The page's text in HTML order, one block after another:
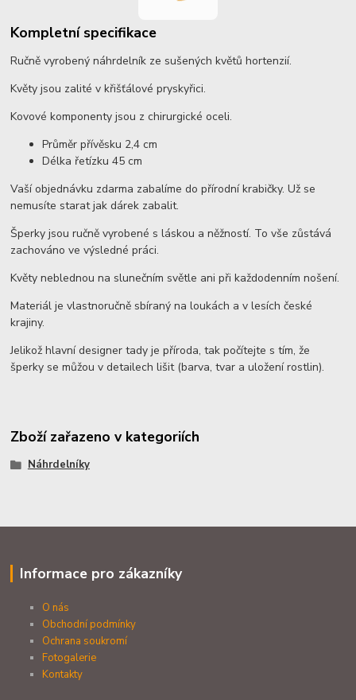
Kompletní specifikace
Ručně vyrobený náhrdelník ze sušených květů hortenzií.
Květy jsou zalité v křišťálové pryskyřici.
Kovové komponenty jsou z chirurgické oceli.
Průměr přívěsku 2,4 cm
Délka řetízku 45 cm
Vaší objednávku zdarma zabalíme do přírodní krabičky. Už se
nemusíte starat jak dárek zabalit.
Šperky jsou ručně vyrobené s láskou a něžností. To vše zůstává
zachováno ve výsledné práci.
Květy neblednou na slunečním světle ani při každodenním nošení.
Materiál je vlastnoručně sbíraný na loukách a v lesích české
krajiny.
Jelikož hlavní designer tady je příroda, tak počítejte s tím, že
šperky se můžou v detailech lišit (barva, tvar a uložení rostlin).
Zboží zařazeno v kategoriích
Náhrdelníky
Informace pro zákazníky
O nás
Obchodní podmínky
Ochrana soukromí
Fotogalerie
Kontakty